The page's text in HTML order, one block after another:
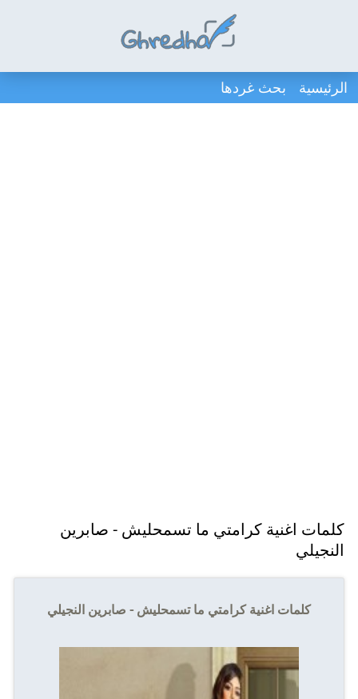
الرئيسية بحث غردها
كلمات اغنية كرامتي ما تسمحليش - صابرين
النجيلي
كلمات اغنية كرامتي ما تسمحليش - صابرين النجيلي